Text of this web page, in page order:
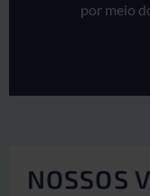
por meio
NOSSOS